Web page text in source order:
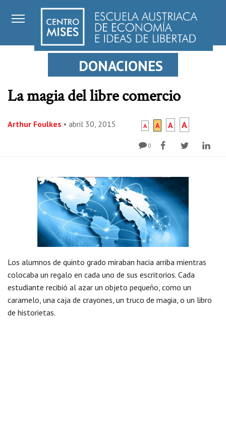
DONACIONES
La magia del libre comercio
Arthur Foulkes • abril 30, 2015 A A A A
0
Los alumnos de quinto grado miraban hacia arriba mientras
colocaba un regalo en cada uno de sus escritorios. Cada
estudiante recibió al azar un objeto pequeño, como un
caramelo, una caja de crayones, un truco de magia, o un libro
de historietas.